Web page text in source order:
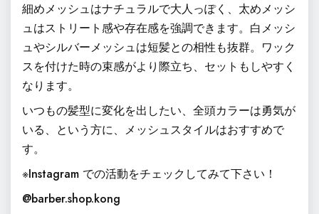
細めメッシュはナチュラルで大人っぽく、太めメッシ
ュはストリート感や存在感を強調できます。白メッシ
ュやシルバーメッシュは短髪との相性も抜群。ワック
スを付けた時の束感がより際立ち、セットもしやすく
なります。
いつもの髪型に変化を出したい、全頭カラーは勇気が
いる、という方に、メッシュスタイルはおすすめで
す。
※Instagram での活動をチェックしてみて下さい！
@barber.shop.kong